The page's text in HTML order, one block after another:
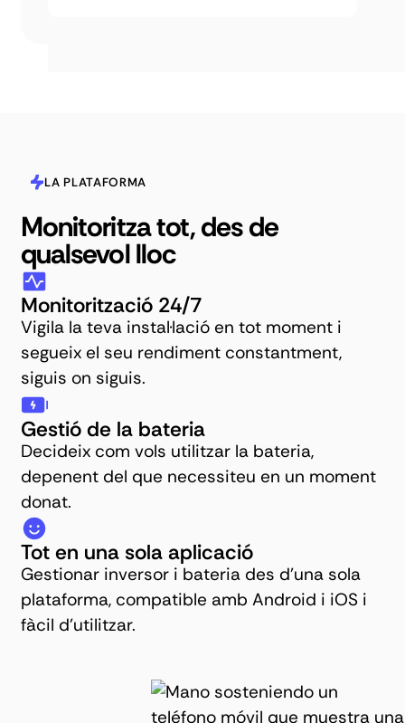
LA PLATAFORMA
Monitoritza tot, des de
qualsevol lloc
Monitorització 24/7
Vigila la teva instal·lació en tot moment i
segueix el seu rendiment constantment,
siguis on siguis.
Gestió de la bateria
Decideix com vols utilitzar la bateria,
depenent del que necessiteu en un moment
donat.
Tot en una sola aplicació
Gestionar inversor i bateria des d'una sola
plataforma, compatible amb Android i iOS i
fàcil d'utilitzar.